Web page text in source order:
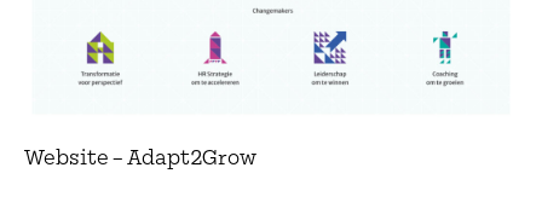
Website – Adapt2Grow